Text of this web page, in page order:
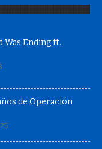
Was Ending ft.
de Operación